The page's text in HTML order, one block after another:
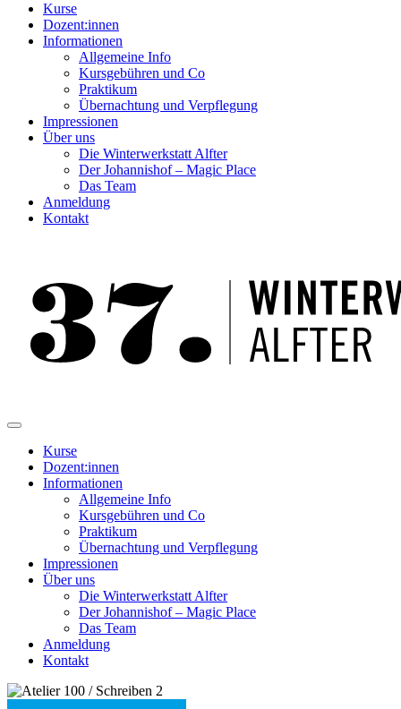
Kurse
Dozent:innen
Informationen
Allgemeine Info
Kursgebühren und Co
Praktikum
Übernachtung und Verpflegung
Impressionen
Über uns
Die Winterwerkstatt Alfter
Der Johannishof – Magic Place
Das Team
Anmeldung
Kontakt
Kurse
Dozent:innen
Informationen
Allgemeine Info
Kursgebühren und Co
Praktikum
Übernachtung und Verpflegung
Impressionen
Über uns
Die Winterwerkstatt Alfter
Der Johannishof – Magic Place
Das Team
Anmeldung
Kontakt